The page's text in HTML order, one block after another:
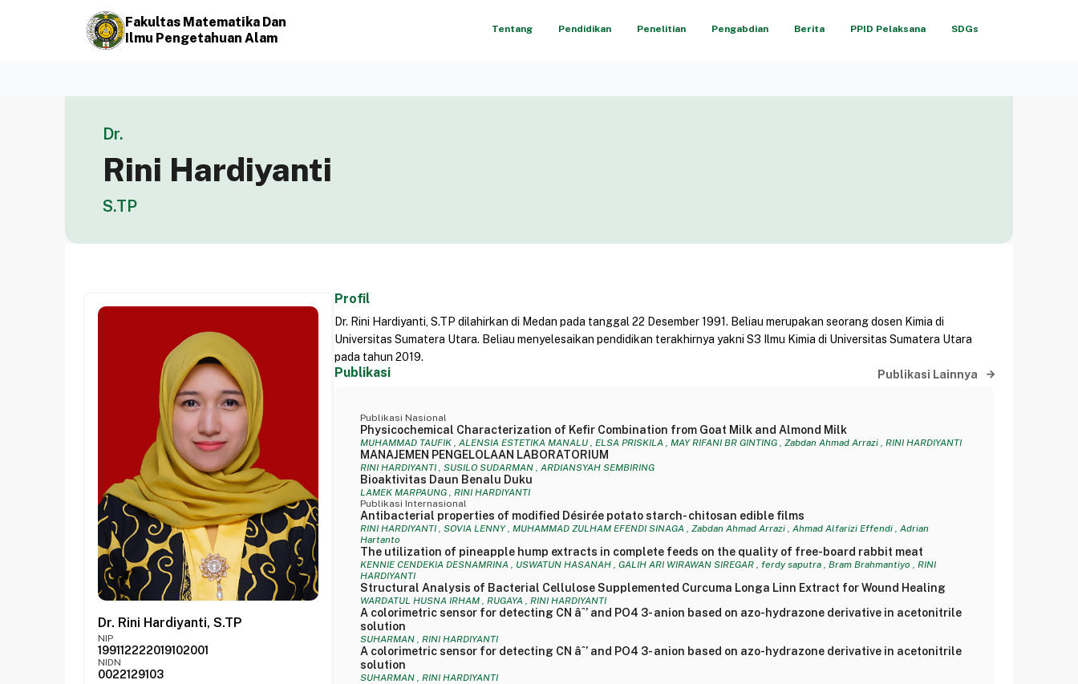
Fakultas Matematika Dan
Ilmu Pengetahuan Alam
Tentang Pendidikan Penelitian Pengabdian Berita PPID Pelaksana SDGs
Dr.
Rini Hardiyanti
S.TP
Dr. Rini Hardiyanti, S.TP
NIP
199112222019102001
NIDN
0022129103
Profil
Dr. Rini Hardiyanti, S.TP dilahirkan di Medan pada tanggal 22 Desember 1991. Beliau merupakan seorang dosen Kimia di
Universitas Sumatera Utara. Beliau menyelesaikan pendidikan terakhirnya yakni S3 Ilmu Kimia di Universitas Sumatera Utara
pada tahun 2019.
Publikasi Publikasi Lainnya
Publikasi Nasional
Physicochemical Characterization of Kefir Combination from Goat Milk and Almond Milk
MUHAMMAD TAUFIK , ALENSIA ESTETIKA MANALU , ELSA PRISKILA , MAY RIFANI BR GINTING , Zabdan Ahmad Arrazi , RINI HARDIYANTI
MANAJEMEN PENGELOLAAN LABORATORIUM
RINI HARDIYANTI , SUSILO SUDARMAN , ARDIANSYAH SEMBIRING
Bioaktivitas Daun Benalu Duku
LAMEK MARPAUNG , RINI HARDIYANTI
Publikasi Internasional
Antibacterial properties of modified Désirée potato starch- chitosan edible films
RINI HARDIYANTI , SOVIA LENNY , MUHAMMAD ZULHAM EFENDI SINAGA , Zabdan Ahmad Arrazi , Ahmad Alfarizi Effendi , Adrian
Hartanto
The utilization of pineapple hump extracts in complete feeds on the quality of free-board rabbit meat
KENNIE CENDEKIA DESNAMRINA , USWATUN HASANAH , GALIH ARI WIRAWAN SIREGAR , ferdy saputra , Bram Brahmantiyo , RINI
HARDIYANTI
Structural Analysis of Bacterial Cellulose Supplemented Curcuma Longa Linn Extract for Wound Healing
WARDATUL HUSNA IRHAM , RUGAYA , RINI HARDIYANTI
A colorimetric sensor for detecting CN âˆ’ and PO4 3- anion based on azo-hydrazone derivative in acetonitrile
solution
SUHARMAN , RINI HARDIYANTI
A colorimetric sensor for detecting CN âˆ’ and PO4 3- anion based on azo-hydrazone derivative in acetonitrile
solution
SUHARMAN , RINI HARDIYANTI